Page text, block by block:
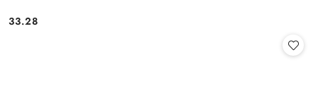
Cena:
33.28